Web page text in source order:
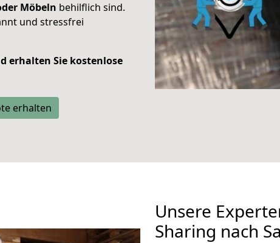
Möbeln behilflich sind.
und stressfrei
erhalten Sie kostenlose
erhalten
Unsere
Sharing nach